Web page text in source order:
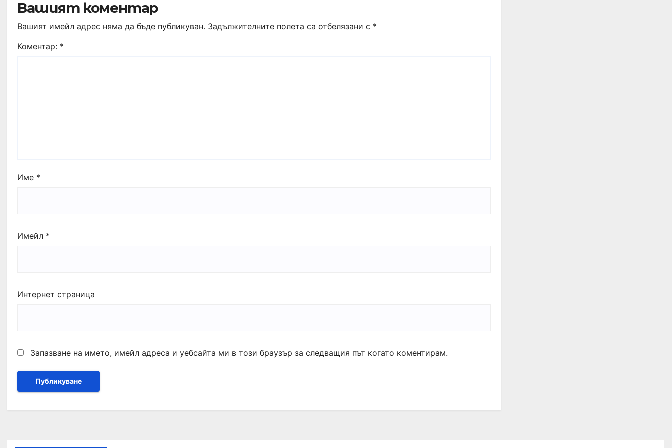
Вашият коментар
Вашият имейл адрес няма да бъде публикуван. Задължителните полета са отбелязани с *
Коментар: *
Име *
Имейл *
Интернет страница
Запазване на името, имейл адреса и уебсайта ми в този браузър за следващия път когато коментирам.